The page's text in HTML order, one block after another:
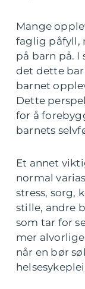
Mange
faglig påfyll,
på barn på. I
det dette
barnet
Dette
for å
barnets
Et annet
normal
stress, sorg,
stille, andre
som tar for
mer
når en bør